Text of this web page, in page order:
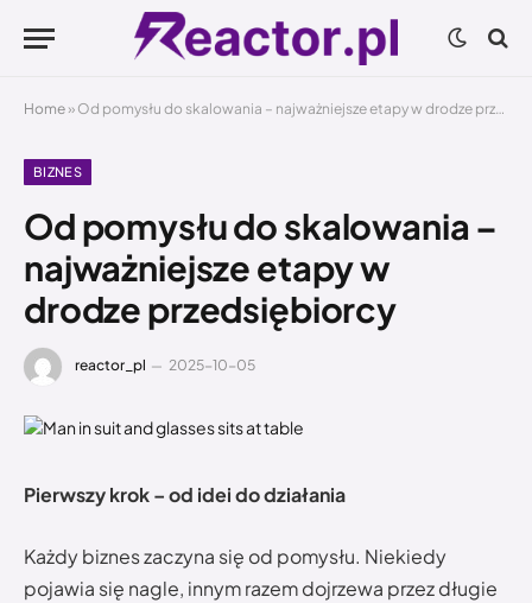
Home » Od pomysłu do skalowania – najważniejsze etapy w drodze przedsiębiorcy
BIZNES
Od pomysłu do skalowania –
najważniejsze etapy w
drodze przedsiębiorcy
reactor_pl 2025-10-05
Pierwszy krok – od idei do działania
Każdy biznes zaczyna się od pomysłu. Niekiedy
pojawia się nagle, innym razem dojrzewa przez długie